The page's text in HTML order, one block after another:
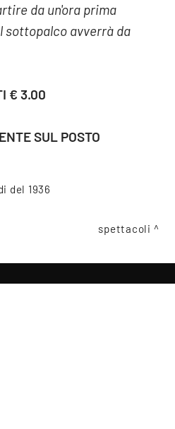
da un'ora prima
sottopalco avverrà da
€ 3.00
SUL POSTO
del 1936
spettacoli